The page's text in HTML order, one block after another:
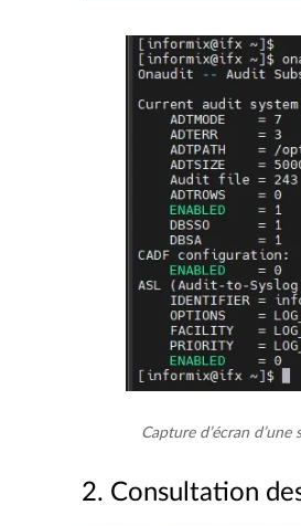
Capture d’écran
2. Consultation